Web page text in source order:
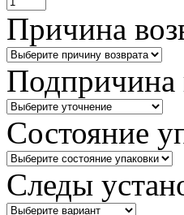
Причина
Подпричина
Состояние
Следы